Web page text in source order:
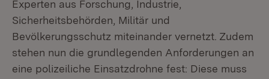
Experten aus Forschung, Industrie,
Sicherheitsbehörden, Militär und
Bevölkerungsschutz miteinander vernetzt. Zudem
stehen nun die grundlegenden Anforderungen an
eine polizeiliche Einsatzdrohne fest: Diese muss